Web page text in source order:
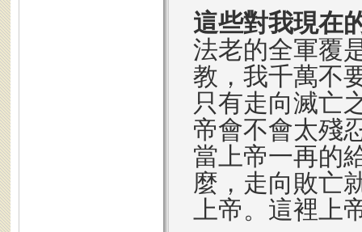
這些對我現在
法老的全軍覆
教，我千萬不
只有走向滅亡
帝會不會太殘
當上帝一再的
麼，走向敗亡
上帝。這裡上